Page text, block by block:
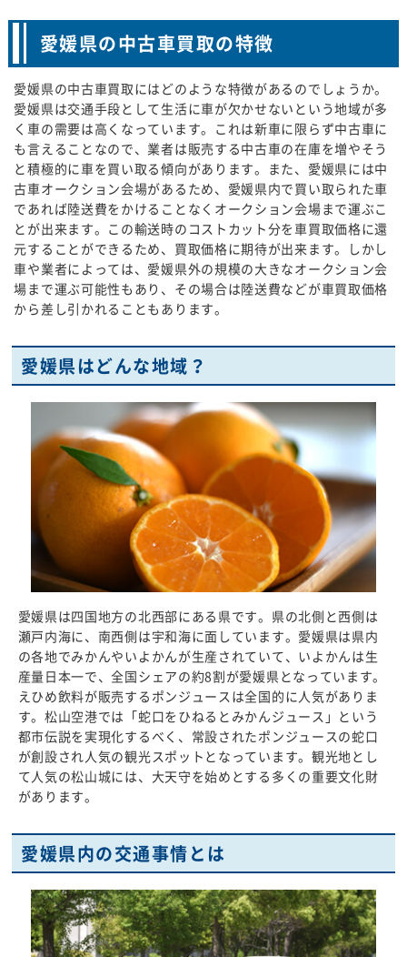
愛媛県の中古車買取の特徴
愛媛県の中古車買取にはどのような特徴があるのでしょうか。
愛媛県は交通手段として生活に車が欠かせないという地域が多
く車の需要は高くなっています。これは新車に限らず中古車に
も言えることなので、業者は販売する中古車の在庫を増やそう
と積極的に車を買い取る傾向があります。また、愛媛県には中
古車オークション会場があるため、愛媛県内で買い取られた車
であれば陸送費をかけることなくオークション会場まで運ぶこ
とが出来ます。この輸送時のコストカット分を車買取価格に還
元することができるため、買取価格に期待が出来ます。しかし
車や業者によっては、愛媛県外の規模の大きなオークション会
場まで運ぶ可能性もあり、その場合は陸送費などが車買取価格
から差し引かれることもあります。
愛媛県はどんな地域？
愛媛県は四国地方の北西部にある県です。県の北側と西側は
瀬戸内海に、南西側は宇和海に面しています。愛媛県は県内
の各地でみかんやいよかんが生産されていて、いよかんは生
産量日本一で、全国シェアの約8割が愛媛県となっています。
えひめ飲料が販売するポンジュースは全国的に人気がありま
す。松山空港では「蛇口をひねるとみかんジュース」という
都市伝説を実現化するべく、常設されたポンジュースの蛇口
が創設され人気の観光スポットとなっています。観光地とし
て人気の松山城には、大天守を始めとする多くの重要文化財
があります。
愛媛県内の交通事情とは